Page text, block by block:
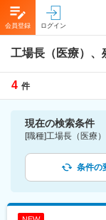
会員登録 ログイン
工場長（医療）、
4 件
現在の検索条件
条件の